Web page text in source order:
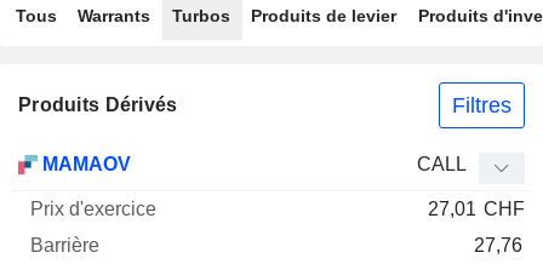
Tous Warrants Turbos Produits de levier Produits
Produits Dérivés Filtres
Mnemo Type
MAMAOV CALL
27,01 CHF
27,76